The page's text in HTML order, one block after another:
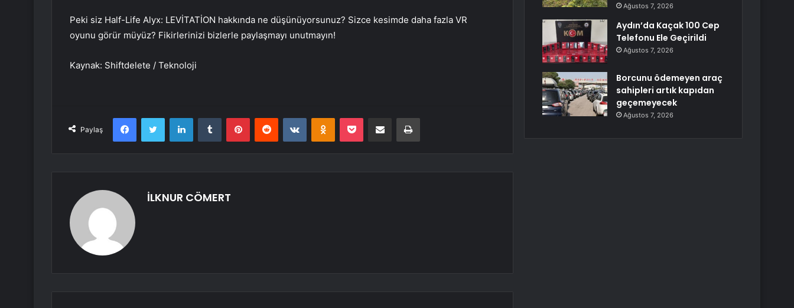
Peki siz Half-Life Alyx: LEVİTATİON hakkında ne düşünüyorsunuz? Sizce kesimde daha fazla VR
oyunu görür müyüz? Fikirlerinizi bizlerle paylaşmayı unutmayın!
Kaynak: Shiftdelete / Teknoloji
Paylaş
FacebookTwitter LinkedInTumblr PinterestReddit VKontakteOdnoklassniki
Pocket E-Posta ile paylaş Yazdır
İLKNUR CÖMERT
Ağustos 7, 2026
Aydın’da Kaçak 100 Cep
Telefonu Ele Geçirildi
Ağustos 7, 2026
Borcunu ödemeyen araç
sahipleri artık kapıdan
geçemeyecek
Ağustos 7, 2026